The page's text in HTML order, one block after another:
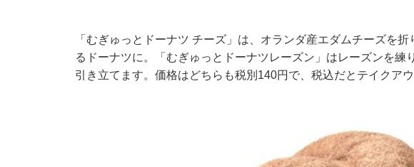
「むぎゅっとドーナツ チーズ」は、オランダ産エダムチーズを
るドーナツに。「むぎゅっとドーナツレーズン」はレーズンを練
引き立てます。価格はどちらも税別140円で、税込だとテイクア